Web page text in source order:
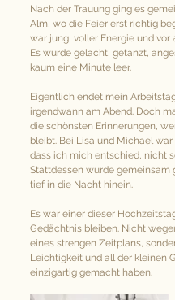
Nach der Trauung ging es
Alm, wo die Feier erst richtig
war jung, voller Energie und
Es wurde gelacht, getanzt,
kaum eine Minute leer.
Eigentlich endet mein
irgendwann am Abend. Doch
die schönsten Erinnerungen,
bleibt. Bei Lisa und Michael
dass ich mich entschied, nicht
Stattdessen wurde gemeinsam
tief in die Nacht hinein.
Es war einer dieser
Gedächtnis bleiben. Nicht
eines strengen Zeitplans,
Leichtigkeit und all der kleinen
einzigartig gemacht haben.